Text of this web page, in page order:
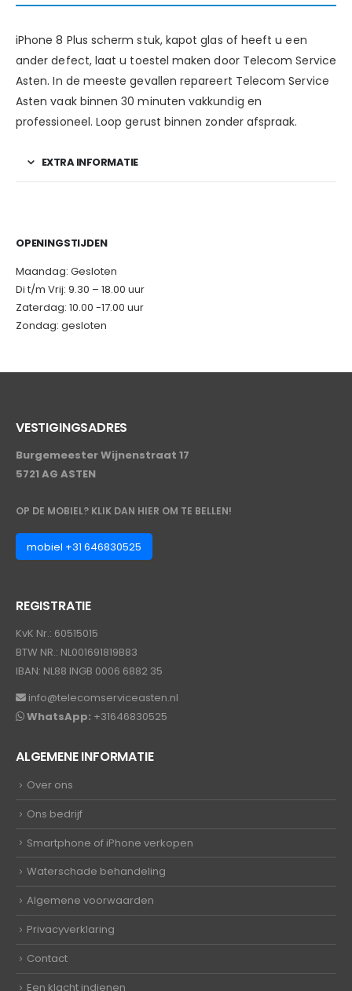
iPhone 8 Plus scherm stuk, kapot glas of heeft u een
ander defect, laat u toestel maken door Telecom Service
Asten. In de meeste gevallen repareert Telecom Service
Asten vaak binnen 30 minuten vakkundig en
professioneel. Loop gerust binnen zonder afspraak.
EXTRA INFORMATIE
OPENINGSTIJDEN
Maandag: Gesloten
Di t/m Vrij: 9.30 – 18.00 uur
Zaterdag: 10.00 -17.00 uur
Zondag: gesloten
VESTIGINGSADRES
Burgemeester Wijnenstraat 17
5721 AG ASTEN
OP DE MOBIEL? KLIK DAN HIER OM TE BELLEN!
mobiel +31 646830525
REGISTRATIE
KvK Nr.: 60515015
BTW NR.: NL001691819B83
IBAN: NL88 INGB 0006 6882 35
info@telecomserviceasten.nl
WhatsApp: +31646830525
ALGEMENE INFORMATIE
Over ons
Ons bedrijf
Smartphone of iPhone verkopen
Waterschade behandeling
Algemene voorwaarden
Privacyverklaring
Contact
Een klacht indienen